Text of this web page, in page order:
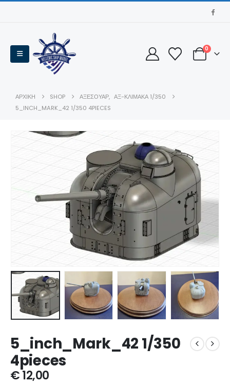
0
ΑΡΧΙΚΉ SHOP ΑΞΕΣΟΥΆΡ, ΑΞ-ΚΛΊΜΑΚΑ 1/350
5_INCH_MARK_42 1/350 4PIECES
5_inch_Mark_42 1/350
4pieces
€12,00